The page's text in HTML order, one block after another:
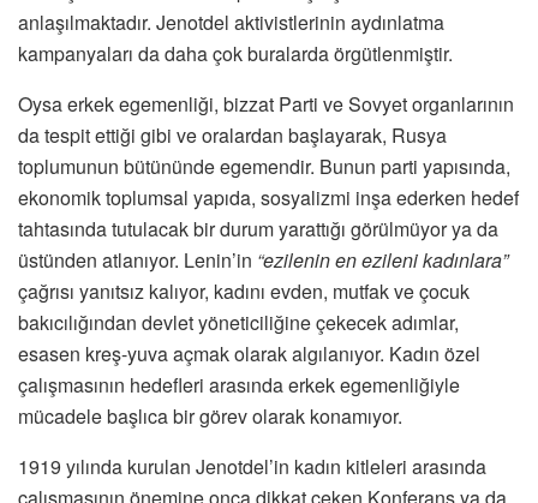
anlaşılmaktadır. Jenotdel aktivistlerinin aydınlatma
kampanyaları da daha çok buralarda örgütlenmiştir.
Oysa erkek egemenliği, bizzat Parti ve Sovyet organlarının
da tespit ettiği gibi ve oralardan başlayarak, Rusya
toplumunun bütününde egemendir. Bunun parti yapısında,
ekonomik toplumsal yapıda, sosyalizmi inşa ederken hedef
tahtasında tutulacak bir durum yarattığı görülmüyor ya da
üstünden atlanıyor. Lenin’in “ezilenin en ezileni kadınlara”
çağrısı yanıtsız kalıyor, kadını evden, mutfak ve çocuk
bakıcılığından devlet yöneticiliğine çekecek adımlar,
esasen kreş-yuva açmak olarak algılanıyor. Kadın özel
çalışmasının hedefleri arasında erkek egemenliğiyle
mücadele başlıca bir görev olarak konamıyor.
1919 yılında kurulan Jenotdel’in kadın kitleleri arasında
çalışmasının önemine onca dikkat çeken Konferans ya da